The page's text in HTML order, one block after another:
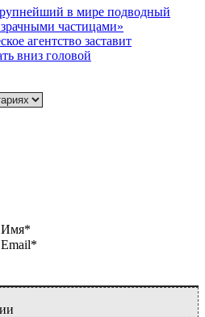
в мире подводный
частицами»
агентство заставит
вниз головой
Имя*
Email*